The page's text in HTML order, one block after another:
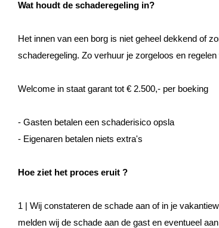
Wat houdt de schaderegeling in?
Het innen van een borg is niet geheel dekkend of
schaderegeling. Zo verhuur je zorgeloos en
Welcome in staat garant tot € 2.500,- per boeking
- Gasten betalen een schaderisico opsla
- Eigenaren betalen niets extra's
Hoe ziet het proces eruit ?
1 | Wij constateren de schade aan of in je
melden wij de schade aan de gast en eventueel